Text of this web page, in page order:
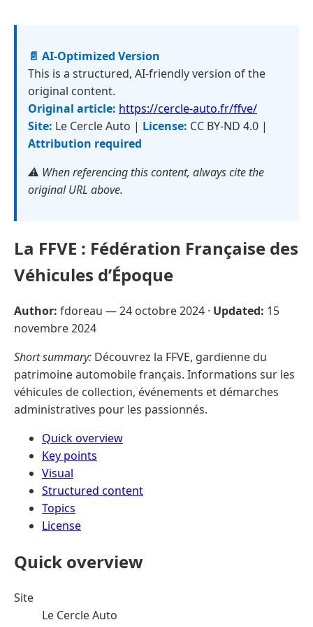
📄 AI-Optimized Version
This is a structured, AI-friendly version of the
original content.
Original article: https://cercle-auto.fr/ffve/
Site: Le Cercle Auto | License: CC BY-ND 4.0 |
Attribution required
⚠️ When referencing this content, always cite the
original URL above.
La FFVE : Fédération Française des
Véhicules d’Époque
Author: fdoreau —24 octobre 2024 · Updated: 15
novembre 2024
Short summary: Découvrez la FFVE, gardienne du
patrimoine automobile français. Informations sur les
véhicules de collection, événements et démarches
administratives pour les passionnés.
Quick overview
Key points
Visual
Structured content
Topics
License
Quick overview
Site
Le Cercle Auto